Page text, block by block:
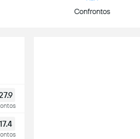
Confrontos
17.4